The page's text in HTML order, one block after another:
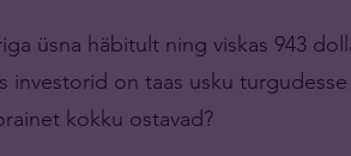
üsna häbitult ning viskas 943
investorid on taas usku
kokku ostavad?